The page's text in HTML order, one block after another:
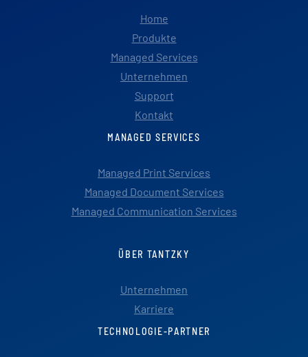
Home
Produkte
Managed Services
Unternehmen
Support
Kontakt
MANAGED SERVICES
Managed Print Services
Managed Document Services
Managed Communication Services
ÜBER TANTZKY
Unternehmen
Karriere
TECHNOLOGIE-PARTNER